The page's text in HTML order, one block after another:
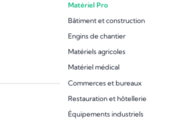
Matériel Pro
Bâtiment et construction
Engins de chantier
Matériels agricoles
Matériel médical
Commerces et bureaux
Restauration et hôtellerie
Équipements industriels